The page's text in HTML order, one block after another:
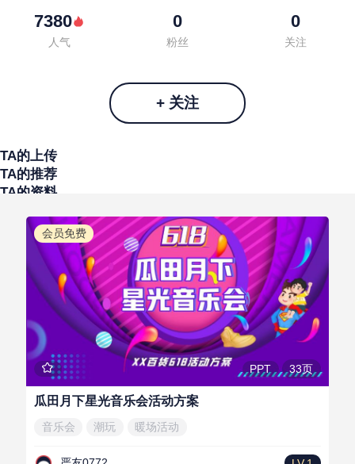
7380
人气
0
粉丝
0
关注
+ 关注
TA的上传
TA的推荐
TA的资料
会员免费
PPT 33页
瓜田月下星光音乐会活动方案
音乐会 潮玩 暖场活动